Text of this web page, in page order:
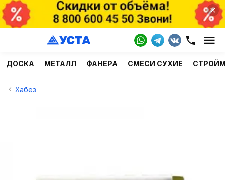
ДОСКА МЕТАЛЛ ФАНЕРА СМЕСИ СУХИЕ
Хабез